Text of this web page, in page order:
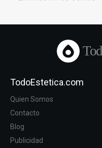
TodoEstetica.com
Quien Somos
Contacto
Blog
Publicidad